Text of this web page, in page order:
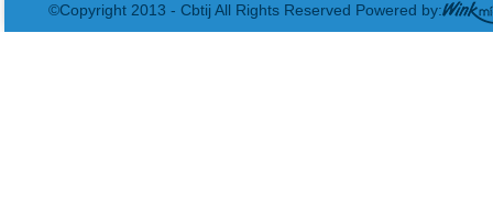
©Copyright 2013 - Cbtij All Rights Reserved Powered by: